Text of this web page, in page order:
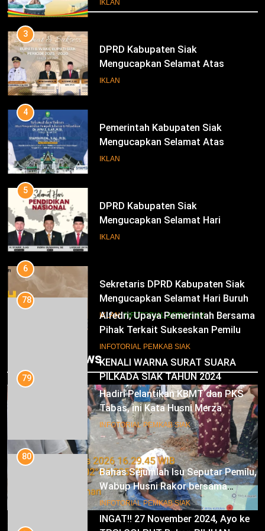
IKLAN
3
DPRD Kabupaten Siak
Mengucapkan Selamat Atas
Pengambilan Sumpah Jabatan
IKLAN
4
Pemerintah Kabupaten Siak
Mengucapkan Selamat Atas
Pengambilan Sumpah Jabatan
IKLAN
5
DPRD Kabupaten Siak
Mengucapkan Selamat Hari
Pendidikan Nasional
IKLAN
6
Sekretaris DPRD Kabupaten Siak
Mengucapkan Selamat Hari Buruh
IKLAN INFOTORIAL DPRD SIAK
KENALI WARNA SURAT SUARA
PILKADA SIAK TAHUN 2024
IKLAN
Mari Sukseskan Pilkada Serentak
Tahun 2024
IKLAN
INGAT!! 27 November 2024, Ayo ke
Trending News
SIAK
78
Alfedri; Upaya Pemerintah Bersama
Pihak Terkait Sukseskan Pemilu
2024
INFOTORIAL PEMKAB SIAK
79
Hadiri Pelantikan KBMT dan PKS
Tabas, ini Kata Husni Merza
INFOTORIAL PEMKAB SIAK
80
Bahas Sejumlah Isu Seputar Pemilu,
Wabup Husni Rakor bersama
Gubernur Riau
INFOTORIAL PEMKAB SIAK